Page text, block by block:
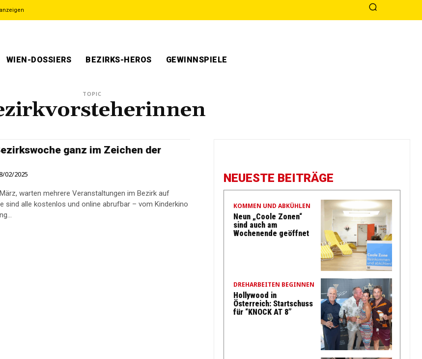
WIEN-DOSSIERS BEZIRKS-HEROS GEWINNSPIELE
TOPIC
ganz im Zeichen der
02/2025
warten mehrere Veranstaltungen im Bezirk auf
sind alle kostenlos und online abrufbar – vom Kinderkino
NEUESTE BEITRÄGE
KOMMEN UND ABKÜHLEN
Neun „Coole Zonen“
sind auch am
Wochenende geöffnet
DREHARBEITEN BEGINNEN
Hollywood in
Österreich: Startschuss
für “KNOCK AT 8”